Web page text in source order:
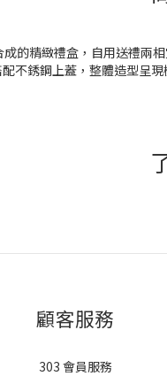
的精緻禮盒，自用送禮兩相
不銹鋼上蓋，整體造型呈現
顧客服務
303 會員服務